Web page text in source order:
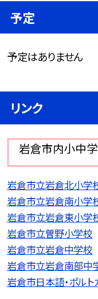
予定
予定はありません
リンク
岩倉市内小中
岩倉市立岩倉北小学
岩倉市立岩倉南小学
岩倉市立岩倉東小学
岩倉市立曽野小学校
岩倉市立岩倉中学校
岩倉市立岩倉南部中
岩倉市日本語・ポル